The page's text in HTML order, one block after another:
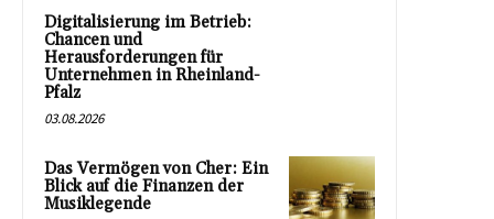
Digitalisierung im Betrieb:
Chancen und
Herausforderungen für
Unternehmen in Rheinland-
Pfalz
03.08.2026
Das Vermögen von Cher: Ein
Blick auf die Finanzen der
Musiklegende